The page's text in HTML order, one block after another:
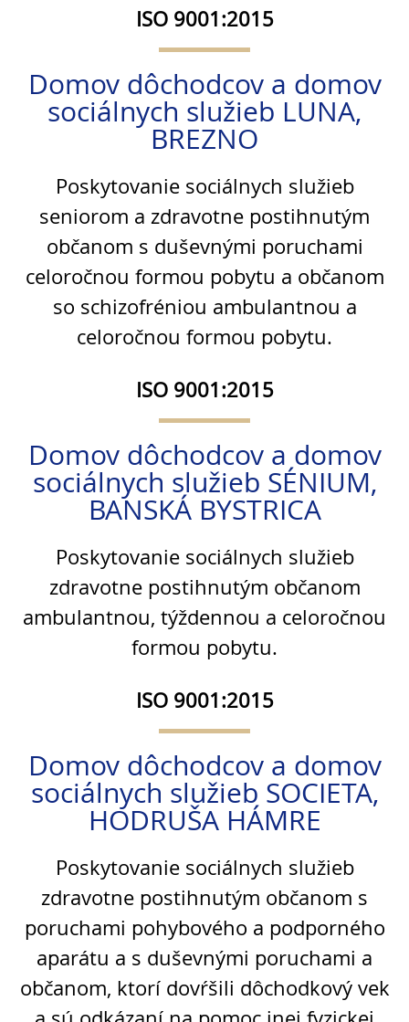
ISO 9001:2015
Domov dôchodcov a domov
sociálnych služieb LUNA,
BREZNO
Poskytovanie sociálnych služieb
seniorom a zdravotne postihnutým
občanom s duševnými poruchami
celoročnou formou pobytu a občanom
so schizofréniou ambulantnou a
celoročnou formou pobytu.
ISO 9001:2015
Domov dôchodcov a domov
sociálnych služieb SÉNIUM,
BANSKÁ BYSTRICA
Poskytovanie sociálnych služieb
zdravotne postihnutým občanom
ambulantnou, týždennou a celoročnou
formou pobytu.
ISO 9001:2015
Domov dôchodcov a domov
sociálnych služieb SOCIETA,
HODRUŠA HÁMRE
Poskytovanie sociálnych služieb
zdravotne postihnutým občanom s
poruchami pohybového a podporného
aparátu a s duševnými poruchami a
občanom, ktorí dovŕšili dôchodkový vek